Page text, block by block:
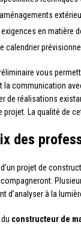
en matière
calendrier prévisionnel
vous
la communication
de réalisations
projet. La qualité de
des
projet de
d’analyser à la
constructeur de